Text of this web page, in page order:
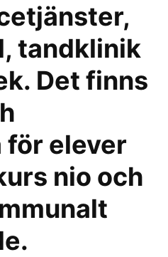
tandklinik
Det finns
elever
nio och